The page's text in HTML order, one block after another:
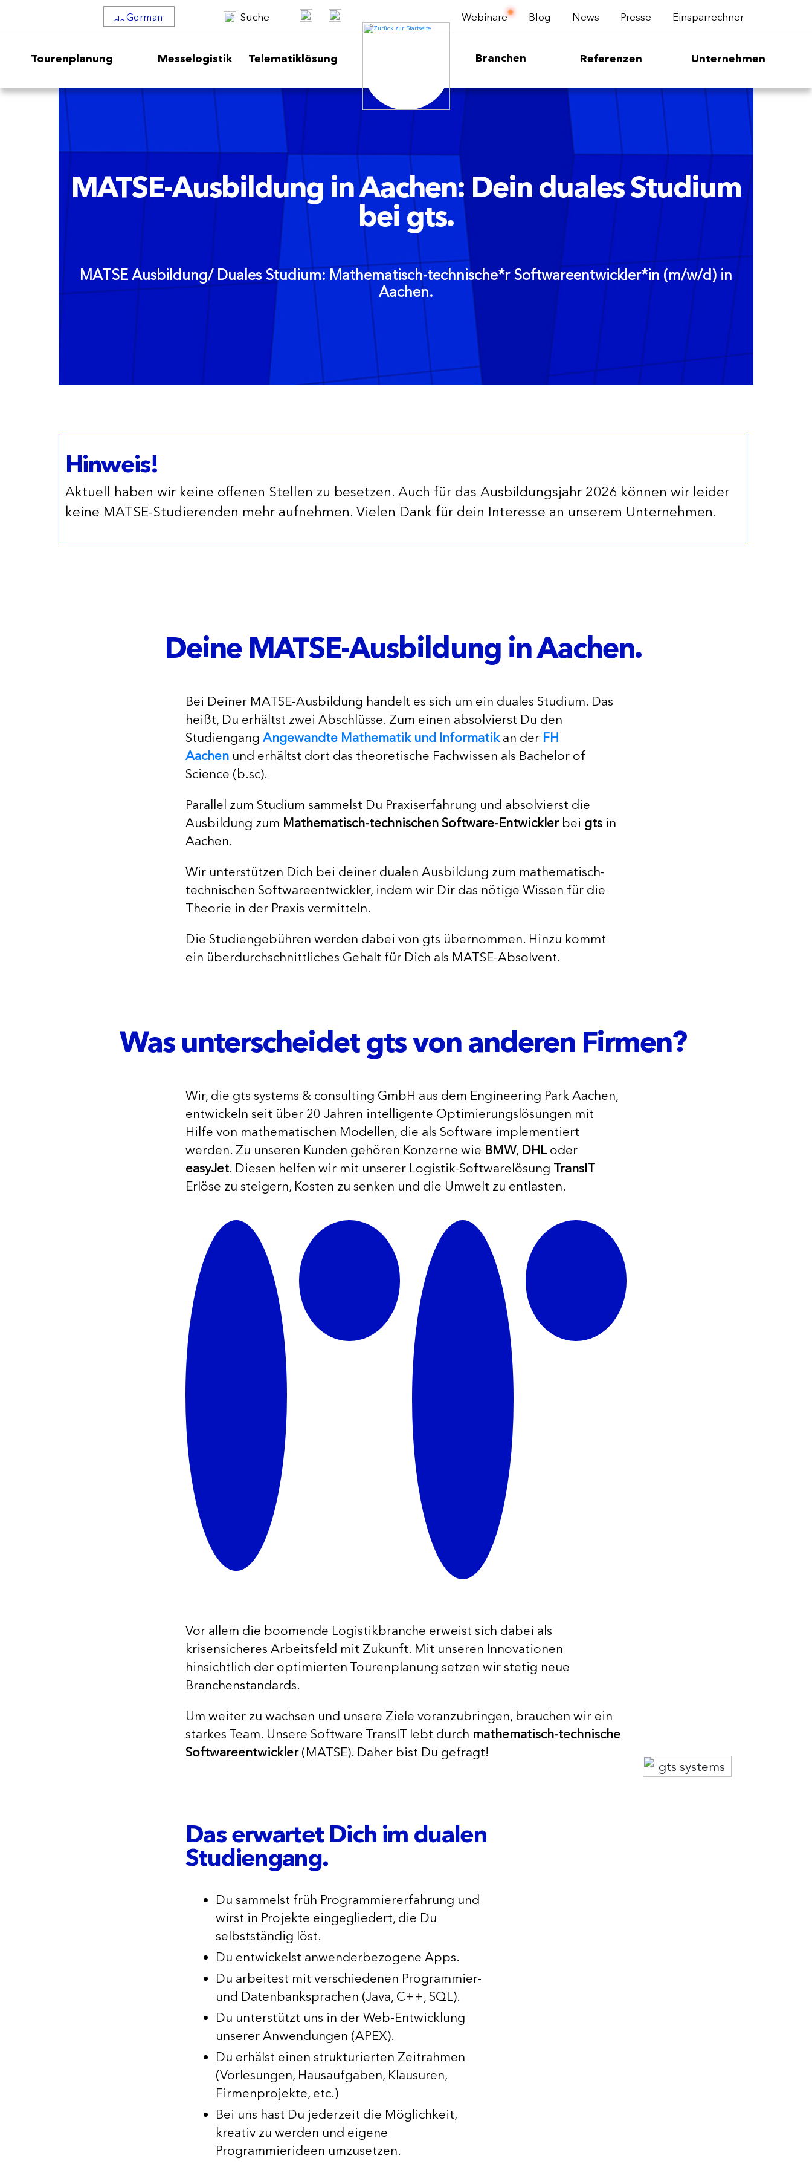
German Suche Webinare Blog News Presse Einsparrechner
Tourenplanung Messelogistik Telematiklösung Branchen Referenzen Unternehmen
MATSE-Ausbildung in Aachen: Dein duales Studium
bei gts.
MATSE Ausbildung/ Duales Studium: Mathematisch-technische*r Softwareentwickler*in (m/w/d) in
Aachen.
Hinweis!
Aktuell haben wir keine offenen Stellen zu besetzen. Auch für das Ausbildungsjahr 2026 können wir leider
keine MATSE-Studierenden mehr aufnehmen. Vielen Dank für dein Interesse an unserem Unternehmen.
Deine MATSE-Ausbildung in Aachen.
Bei Deiner MATSE-Ausbildung handelt es sich um ein duales Studium. Das
heißt, Du erhältst zwei Abschlüsse. Zum einen absolvierst Du den
Studiengang Angewandte Mathematik und Informatikan der FH
Aachen und erhältst dort das theoretische Fachwissen als Bachelor of
Science (b.sc).
Parallel zum Studium sammelst Du Praxiserfahrung und absolvierst die
Ausbildung zum Mathematisch-technischen Software-Entwicklerbei gts in
Aachen.
Wir unterstützen Dich bei deiner dualen Ausbildung zum mathematisch-
technischen Softwareentwickler, indem wir Dir das nötige Wissen für die
Theorie in der Praxis vermitteln.
Die Studiengebühren werden dabei von gts übernommen. Hinzu kommt
ein überdurchschnittliches Gehalt für Dich als MATSE-Absolvent.
Was unterscheidet gts von anderen Firmen?
Wir, die gts systems & consulting GmbH aus dem Engineering Park Aachen,
entwickeln seit über 20 Jahren intelligente Optimierungslösungen mit
Hilfe von mathematischen Modellen, die als Software implementiert
werden. Zu unseren Kunden gehören Konzerne wie BMW, DHLoder
easyJet. Diesen helfen wir mit unserer Logistik-Softwarelösung TransIT
Erlöse zu steigern, Kosten zu senken und die Umwelt zu entlasten.
Vor allem die boomende Logistikbranche erweist sich dabei als
krisensicheres Arbeitsfeld mit Zukunft. Mit unseren Innovationen
hinsichtlich der optimierten Tourenplanung setzen wir stetig neue
Branchenstandards.
Um weiter zu wachsen und unsere Ziele voranzubringen, brauchen wir ein
starkes Team. Unsere Software TransIT lebt durch mathematisch-technische
Softwareentwickler(MATSE). Daher bist Du gefragt!
Das erwartet Dich im dualen
Studiengang.
Du sammelst früh Programmiererfahrung und
wirst in Projekte eingegliedert, die Du
selbstständig löst.
Du entwickelst anwenderbezogene Apps.
Du arbeitest mit verschiedenen Programmier-
und Datenbanksprachen (Java, C++, SQL).
Du unterstützt uns in der Web-Entwicklung
unserer Anwendungen (APEX).
Du erhälst einen strukturierten Zeitrahmen
(Vorlesungen, Hausaufgaben, Klausuren,
Firmenprojekte, etc.)
Bei uns hast Du jederzeit die Möglichkeit,
kreativ zu werden und eigene
Programmierideen umzusetzen.